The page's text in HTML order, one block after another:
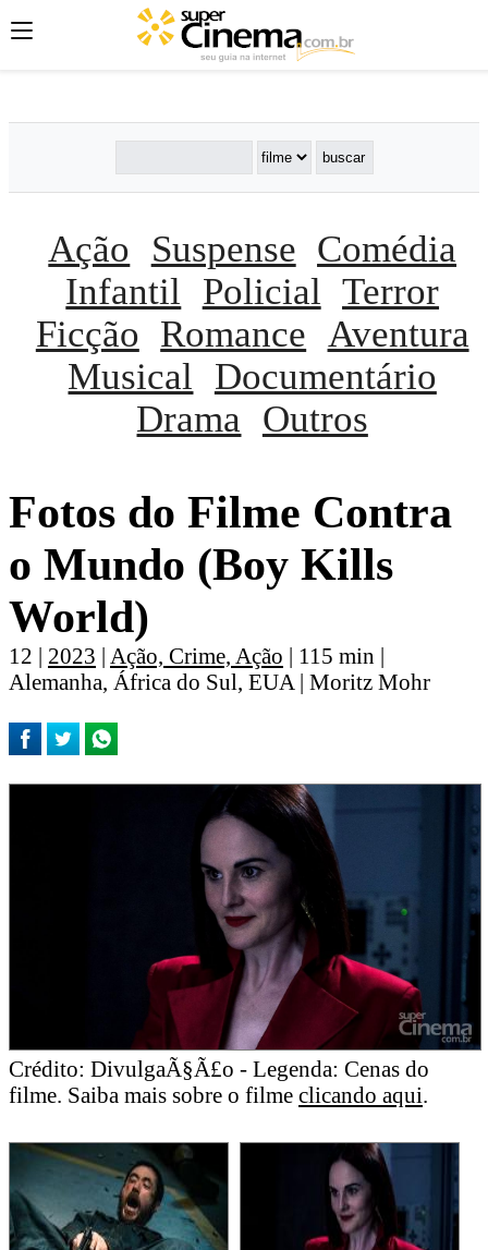
';';
Ação Suspense Comédia
Infantil
Policial Terror
Ficção Romance Aventura
Musical
Documentário
Drama
Outros
Fotos do Filme Contra
o Mundo (Boy Kills
World)
12 | 2023 | Ação, Crime, Ação | 115 min |
Alemanha, África do Sul, EUA | Moritz Mohr
Crédito: DivulgaÃ§Ã£o - Legenda: Cenas do
filme. Saiba mais sobre o filme clicando aqui.